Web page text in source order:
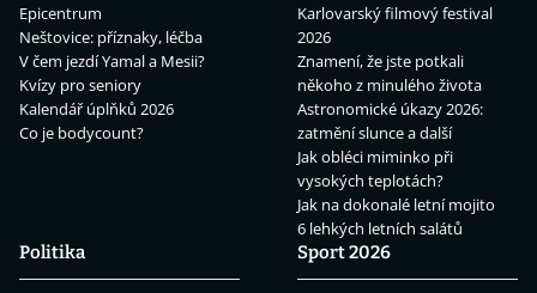
Epicentrum
Neštovice: příznaky, léčba
V čem jezdí Yamal a Mesii?
Kvízy pro seniory
Kalendář úplňků 2026
Co je bodycount?
Karlovarský filmový festival
2026
Znamení, že jste potkali
někoho z minulého života
Astronomické úkazy 2026:
zatmění slunce a další
Jak obléci miminko při
vysokých teplotách?
Jak na dokonalé letní mojito
6 lehkých letních salátů
Politika
Sport 2026